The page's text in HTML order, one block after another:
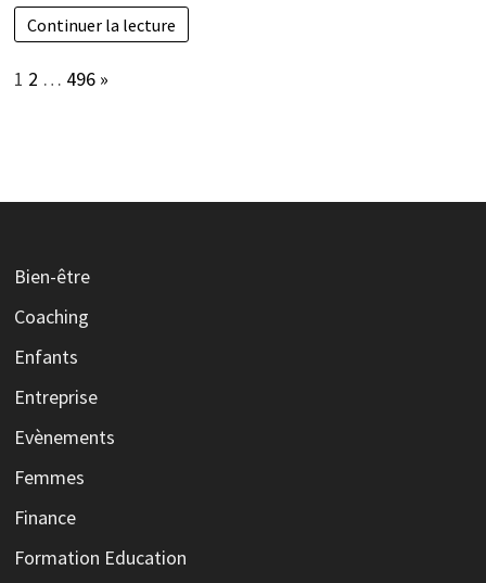
Continuer la lecture
Page:
1 2 … 496 Next
»
Bien-être
Coaching
Enfants
Entreprise
Evènements
Femmes
Finance
Formation Education